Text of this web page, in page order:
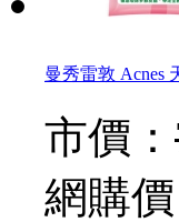
曼秀雷敦 Acnes
市價：
網購價